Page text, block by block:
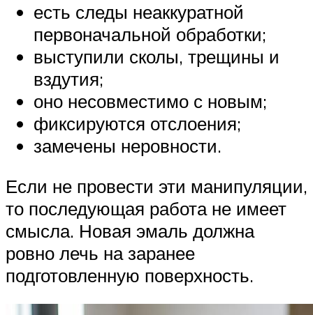
есть следы неаккуратной
первоначальной обработки;
выступили сколы, трещины и
вздутия;
оно несовместимо с новым;
фиксируются отслоения;
замечены неровности.
Если не провести эти манипуляции,
то последующая работа не имеет
смысла. Новая эмаль должна
ровно лечь на заранее
подготовленную поверхность.